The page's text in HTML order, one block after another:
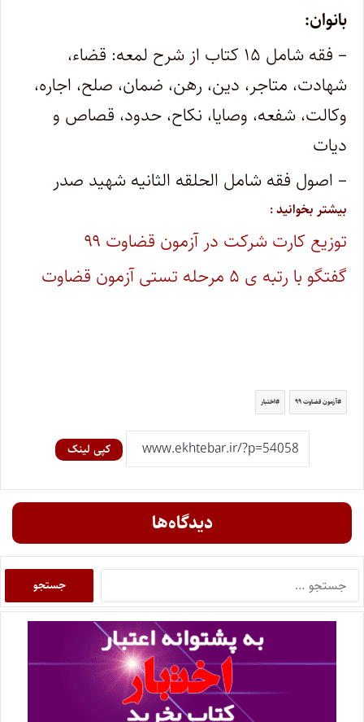
بانوان:
– فقه شامل ۱۵ کتاب از شرح لمعه: قضاء،
شهادت، متاجر، دین، رهن، ضمان، صلح، اجاره،
وکالت، شفعه، وصایا، نکاح، حدود، قصاص و
دیات
– اصول فقه شامل الحلقه الثانیه شهید صدر
بیشتر بخوانید :
توزیع کارت شرکت در آزمون قضاوت ۹۹
گفتگو با رتبه ی ۵ مرحله تستی آزمون قضاوت
آزمون قضاوت ۹۹ اختبار
کپی لینک
دیدگاه‌ها